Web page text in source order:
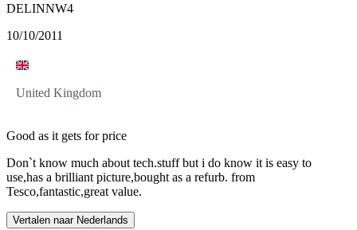
DELINNW4
10/10/2011
United Kingdom
Good as it gets for price
Don`t know much about tech.stuff but i do know it is easy to
use,has a brilliant picture,bought as a refurb. from
Tesco,fantastic,great value.
Vertalen naar Nederlands